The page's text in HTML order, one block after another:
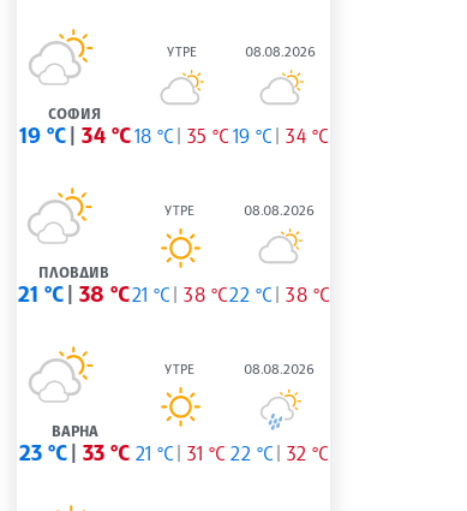
СОФИЯ
19 °C 34 °C
УТРЕ
18 °C 35 °C
08.08.2026
19 °C 34 °C
ПЛОВДИВ
21 °C 38 °C
УТРЕ
21 °C 38 °C
08.08.2026
22 °C 38 °C
ВАРНА
23 °C 33 °C
УТРЕ
21 °C 31 °C
08.08.2026
22 °C 32 °C